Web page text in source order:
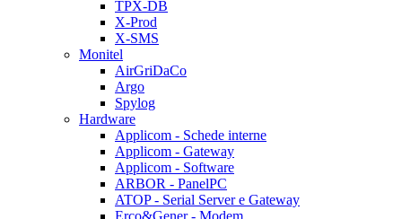
TPX-DB
X-Prod
X-SMS
Monitel
AirGriDaCo
Argo
Spylog
Hardware
Applicom - Schede interne
Applicom - Gateway
Applicom - Software
ARBOR - PanelPC
ATOP - Serial Server e Gateway
Erco&Gener - Modem